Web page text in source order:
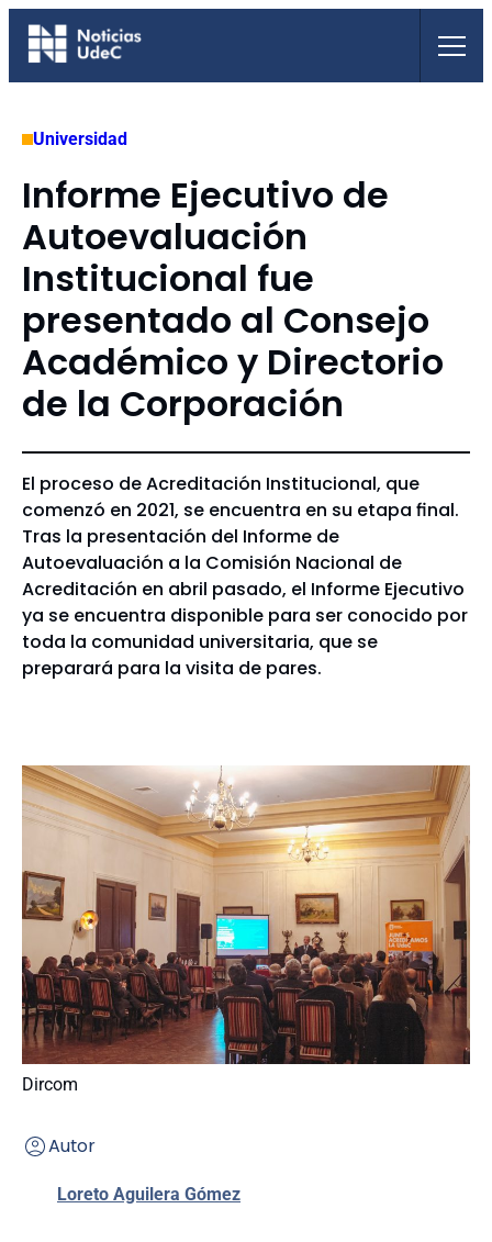
Saltar
Universidad
Informe Ejecutivo de
Autoevaluación
Institucional fue
presentado al Consejo
Académico y Directorio
de la Corporación
El proceso de Acreditación Institucional, que
comenzó en 2021, se encuentra en su etapa final.
Tras la presentación del Informe de
Autoevaluación a la Comisión Nacional de
Acreditación en abril pasado, el Informe Ejecutivo
ya se encuentra disponible para ser conocido por
toda la comunidad universitaria, que se
preparará para la visita de pares.
Dircom
Autor
Loreto Aguilera Gómez